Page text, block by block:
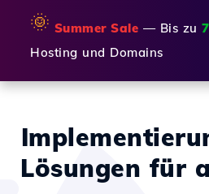
🌞 Summer Sale — Bis zu
Hosting und Domains
Lösungen für